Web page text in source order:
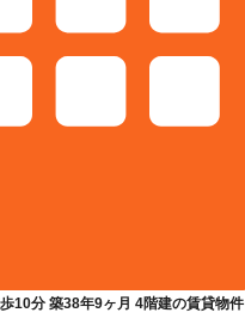
10分 築38年9ヶ月 4階建の賃貸物件